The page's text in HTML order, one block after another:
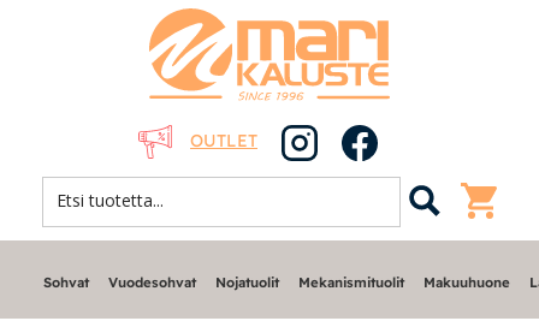
OUTLET
Sohvat Vuodesohvat Nojatuolit Mekanismituolit Makuuhuone